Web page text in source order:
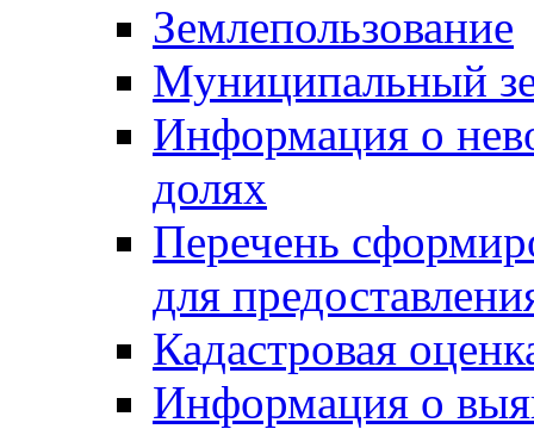
Землепользование
Муниципальный
Информация о
долях
Перечень
для
Кадастровая
Информация о